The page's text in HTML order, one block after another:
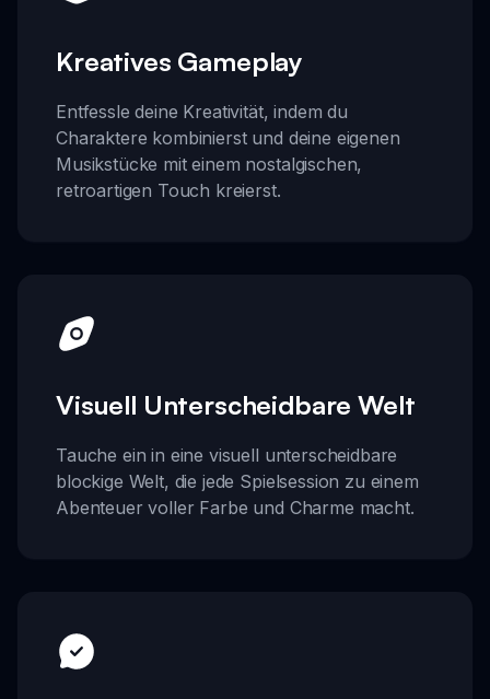
Kreatives Gameplay
Entfessle deine Kreativität, indem du
Charaktere kombinierst und deine eigenen
Musikstücke mit einem nostalgischen,
retroartigen Touch kreierst.
Visuell Unterscheidbare Welt
Tauche ein in eine visuell unterscheidbare
blockige Welt, die jede Spielsession zu einem
Abenteuer voller Farbe und Charme macht.